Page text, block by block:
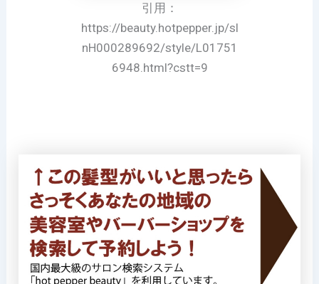
引用：
https://beauty.hotpepper.jp/sl
nH000289692/style/L01751
6948.html?cstt=9